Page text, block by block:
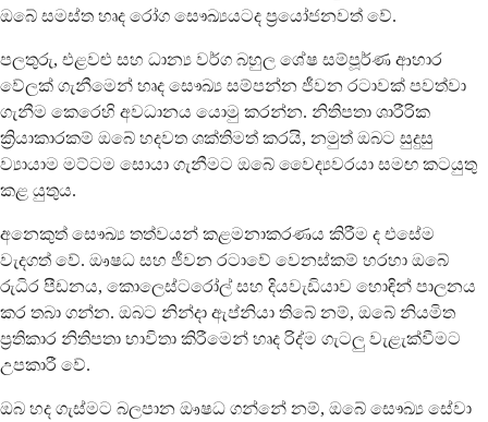
ඔබේ සමස්ත හෘද රෝග සෞඛ්‍යයටද ප්‍රයෝජනවත් වේ.
පලතුරු, එළවළු සහ ධාන්‍ය වර්ග බහුල ශේෂ සම්පූර්ණ ආහාර
වේලක් ගැනීමෙන් හෘද සෞඛ්‍ය සම්පන්න ජීවන රටාවක් පවත්වා
ගැනීම කෙරෙහි අවධානය යොමු කරන්න. නිතිපතා ශාරීරික
ක්‍රියාකාරකම් ඔබේ හදවත ශක්තිමත් කරයි, නමුත් ඔබට සුදුසු
ව්‍යායාම මට්ටම සොයා ගැනීමට ඔබේ වෛද්‍යවරයා සමඟ කටයුතු
කළ යුතුය.
අනෙකුත් සෞඛ්‍ය තත්වයන් කළමනාකරණය කිරීම ද එසේම
වැදගත් වේ. ඖෂධ සහ ජීවන රටාවේ වෙනස්කම් හරහා ඔබේ
රුධිර පීඩනය, කොලෙස්ටරෝල් සහ දියවැඩියාව හොඳින් පාලනය
කර තබා ගන්න. ඔබට නින්දා ඇප්නියා තිබේ නම්, ඔබේ නියමිත
ප්‍රතිකාර නිතිපතා භාවිතා කිරීමෙන් හෘද රිද්ම ගැටලු වැළැක්වීමට
උපකාරී වේ.
ඔබ හද ගැස්මට බලපාන ඖෂධ ගන්නේ නම්, ඔබේ සෞඛ්‍ය සේවා